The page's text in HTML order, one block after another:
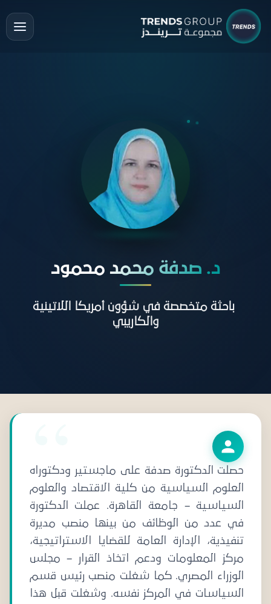
د. صدفة محمد محمود
باحثة متخصصة في شؤون أمريكا اللاتينية
والكاريبي
حصلت الدكتورة صدفة على ماجستير ودكتوراه
العلوم السياسية من كلية الاقتصاد والعلوم
السياسية – جامعة القاهرة. عملت الدكتورة
في عدد من الوظائف من بينها منصب مديرة
تنفيذية، الإدارة العامة للقضايا الاستراتيجية،
مركز المعلومات ودعم اتخاذ القرار – مجلس
الوزراء المصري. كما شغلت منصب رئيس قسم
السياسات في المركز نفسه. وشغلت قبل هذا